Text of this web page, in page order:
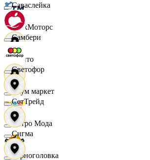
ТракМоторс
Фрито
Хоум маркет
Цетро Мода
Черноголовка
Саваслейка
Самбери
Светофор
СетТрейд
Сигма